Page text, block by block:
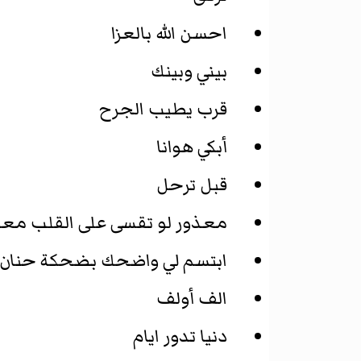
احسن الله بالعزا
بيني وبينك
قرب يطيب الجرح
أبكي هوانا
قبل ترحل
معذور لو تقسى على القلب
ابتسم لي واضحك بضحكة
الف أولف
دنيا تدور ايام